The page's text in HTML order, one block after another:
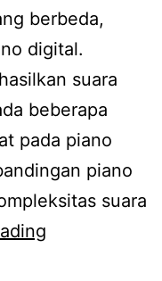
berbeda,
digital.
suara
beberapa
pada piano
piano
suara